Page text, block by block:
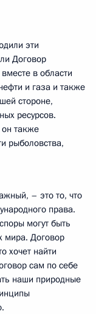
эти
Договор
в области
и газа и также
стороне,
ресурсов.
он также
рыболовства,
– это то, что
права.
могут быть
мира. Договор
хочет найти
сам по себе
наши природные